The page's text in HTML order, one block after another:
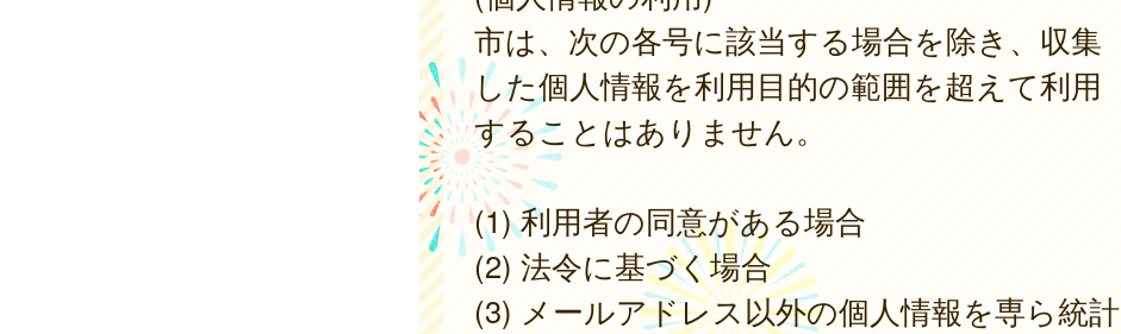
市は、次の各号に該当する場合を除き、収集
した個人情報を利用目的の範囲を超えて利用
することはありません。
(1) 利用者の同意がある場合
(2) 法令に基づく場合
(3) メールアドレス以外の個人情報を専ら統計